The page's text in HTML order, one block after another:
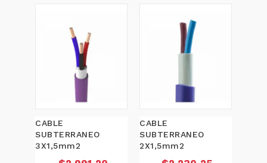
CABLE
SUBTERRANEO
3X1,5mm2
CABLE
SUBTERRANEO
2X1,5mm2